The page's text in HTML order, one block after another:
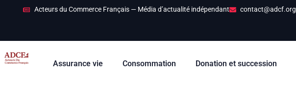
Acteurs du Commerce Français — Média d’actualité indépendant contact@adcf.org
Assurance vie Consommation Donation et succession